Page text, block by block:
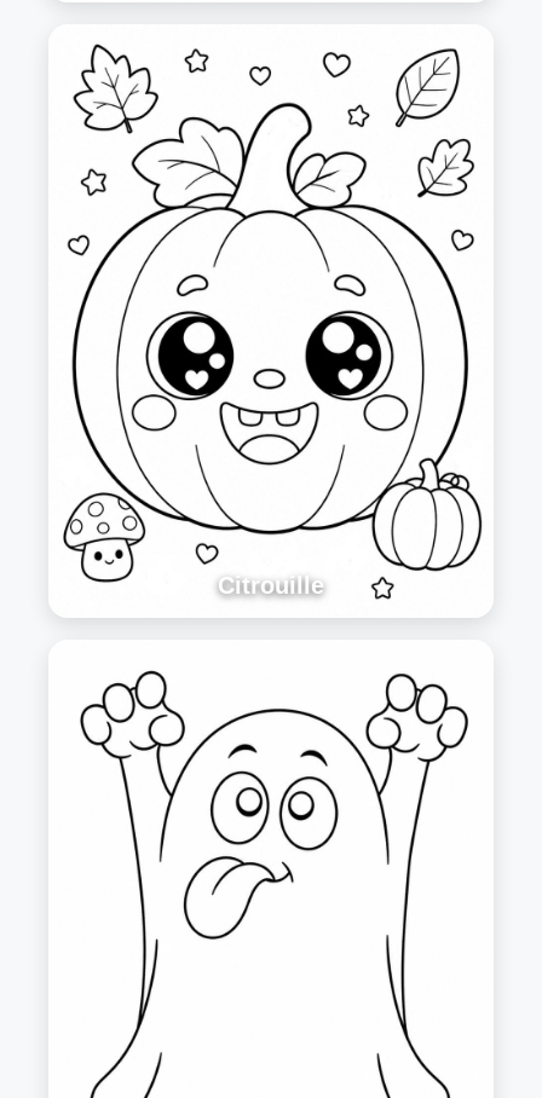
Citrouille